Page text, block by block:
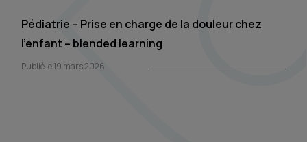
Pédiatrie – Prise en charge de la douleur chez
l’enfant – blended learning
Publié le 19 mars 2026